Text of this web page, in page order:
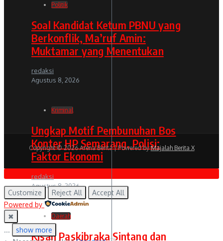
Politik
Soal Kandidat Ketum PBNU yang
Berkonflik, Ma’ruf Amin:
Muktamar yang Menentukan
redaksi
Agustus 8, 2026
Kriminal
Ungkap Motif Pembunuhan Bos
Konter HP Semarang, Polisi:
Faktor Ekonomi
redaksi
Agustus 8, 2026
Daerah
Kisah Paskibraka Sintang dan
Copyright © 2026 Arena Berita | Powered byMajalah Berita X
Customize Reject All
Accept All
Powered by
✖
...
show more